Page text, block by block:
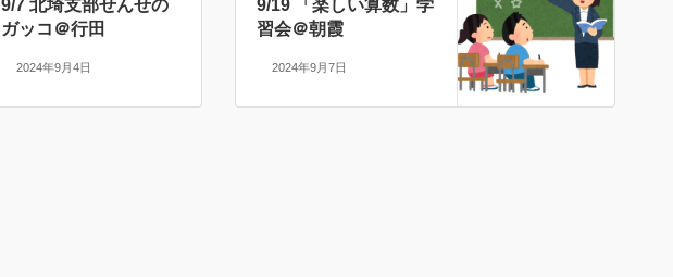
9/7 北埼支部せんせの
ガッコ＠行田
2024年9月4日
9/19 「楽しい算数」学
習会＠朝霞
2024年9月7日